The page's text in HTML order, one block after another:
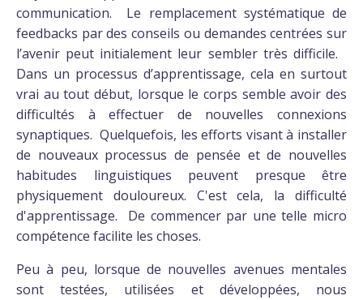
communication. Le remplacement systématique de
feedbacks par des conseils ou demandes centrées sur
l’avenir peut initialement leur sembler très difficile.
Dans un processus d’apprentissage, cela en surtout
vrai au tout début, lorsque le corps semble avoir des
difficultés à effectuer de nouvelles connexions
synaptiques. Quelquefois, les efforts visant à installer
de nouveaux processus de pensée et de nouvelles
habitudes linguistiques peuvent presque être
physiquement douloureux. C'est cela, la difficulté
d'apprentissage. De commencer par une telle micro
compétence facilite les choses.
Peu à peu, lorsque de nouvelles avenues mentales
sont testées, utilisées et développées, nous